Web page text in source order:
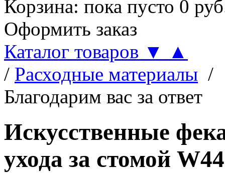
Корзина: пока пусто 0
Оформить заказ
Каталог товаров ▼
▲
/ Расходные материалы /
Благодарим вас за ответ
Искусственные
ухода за стомой